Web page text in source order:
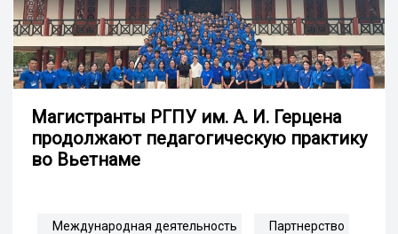
Магистранты РГПУ им. А. И. Герцена
продолжают педагогическую практику
во Вьетнаме
Международная деятельность Партнерство